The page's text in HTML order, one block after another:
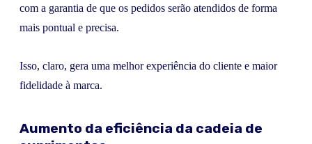
com a garantia de que os pedidos serão atendidos de forma
mais pontual e precisa.
Isso, claro, gera uma melhor experiência do cliente e maior
fidelidade à marca.
Aumento da eficiência da cadeia de